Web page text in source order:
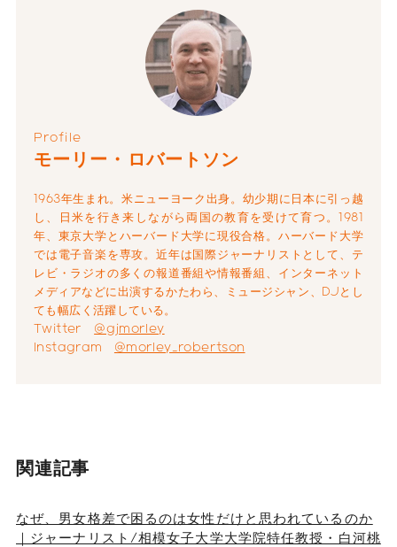
Profile
モーリー・ロバートソン
1963年生まれ。米ニューヨーク出身。幼少期に日本に引っ越
し、日米を行き来しながら両国の教育を受けて育つ。1981
年、東京大学とハーバード大学に現役合格。ハーバード大学
では電子音楽を専攻。近年は国際ジャーナリストとして、テ
レビ・ラジオの多くの報道番組や情報番組、インターネット
メディアなどに出演するかたわら、ミュージシャン、DJとし
ても幅広く活躍している。
Twitter @gjmorley
Instagram @morley_robertson
関連記事
なぜ、男女格差で困るのは女性だけと思われているのか
｜ジャーナリスト/相模女子大学大学院特任教授・白河桃